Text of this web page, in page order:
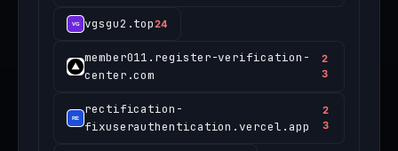
vgsgu2.top24
member011.register-verification-
center.com
2
3
rectification-
fixuserauthentication.vercel.app
2
3